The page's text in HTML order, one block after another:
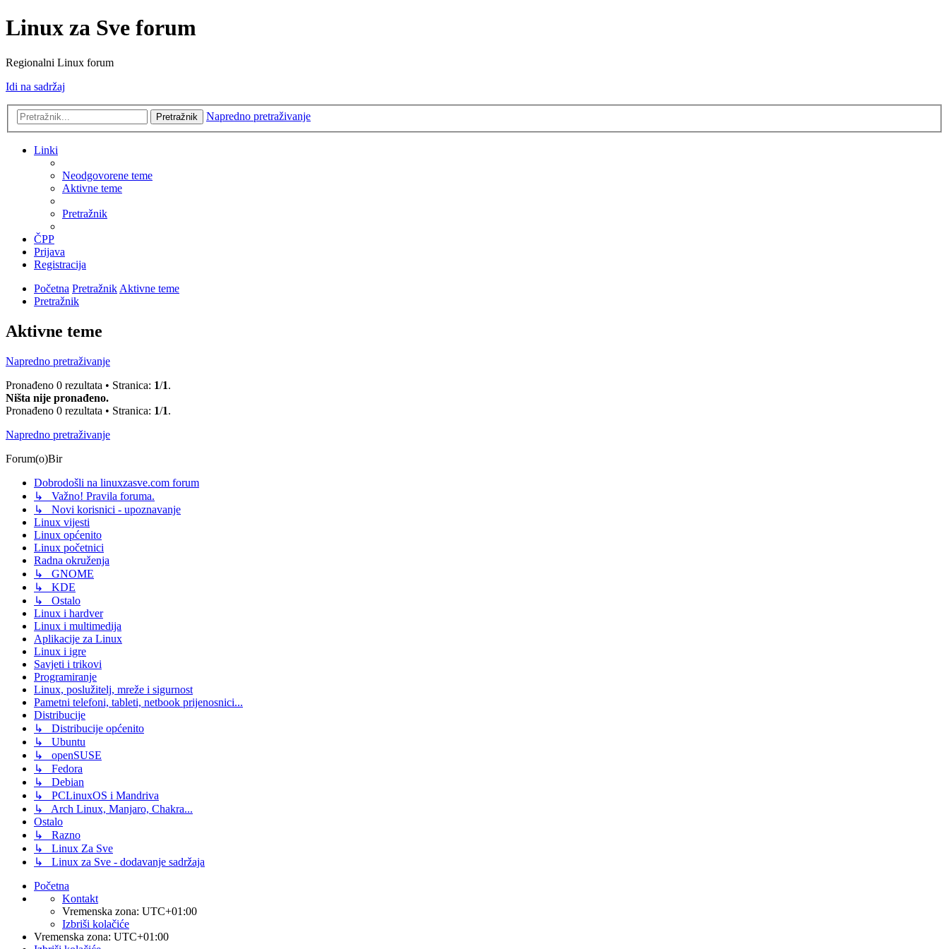
Linux za Sve forum
Regionalni Linux forum
Idi na sadržaj
Pretražnik Napredno pretraživanje
Linki
Neodgovorene teme
Aktivne teme
Pretražnik
ČPP
Prijava
Registracija
Početna PretražnikAktivne teme
Pretražnik
Aktivne teme
Napredno pretraživanje
Pronađeno 0 rezultata • Stranica: 1/1.
Ništa nije pronađeno.
Pronađeno 0 rezultata • Stranica: 1/1.
Napredno pretraživanje
Forum(o)Bir
Dobrodošli na linuxzasve.com forum
↳ Važno! Pravila foruma.
↳ Novi korisnici - upoznavanje
Linux vijesti
Linux općenito
Linux početnici
Radna okruženja
↳ GNOME
↳ KDE
↳ Ostalo
Linux i hardver
Linux i multimedija
Aplikacije za Linux
Linux i igre
Savjeti i trikovi
Programiranje
Linux, poslužitelj, mreže i sigurnost
Pametni telefoni, tableti, netbook prijenosnici...
Distribucije
↳ Distribucije općenito
↳ Ubuntu
↳ openSUSE
↳ Fedora
↳ Debian
↳ PCLinuxOS i Mandriva
↳ Arch Linux, Manjaro, Chakra...
Ostalo
↳ Razno
↳ Linux Za Sve
↳ Linux za Sve - dodavanje sadržaja
Početna
Kontakt
Vremenska zona: UTC+01:00
Izbriši kolačiće
Vremenska zona: UTC+01:00